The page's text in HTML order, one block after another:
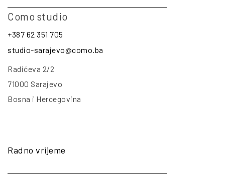
Como studio
+387 62 351 705
studio-sarajevo@como.ba
Radićeva 2/2
71000 Sarajevo
Bosna i Hercegovina
Radno vrijeme